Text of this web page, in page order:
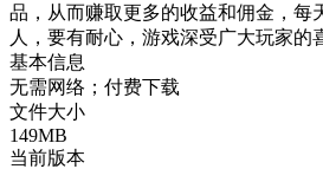
品，从而赚取更多的收益和佣金，每
人，要有耐心，游戏深受广大玩家的
基本信息
无需网络；付费下载
文件大小
149MB
当前版本